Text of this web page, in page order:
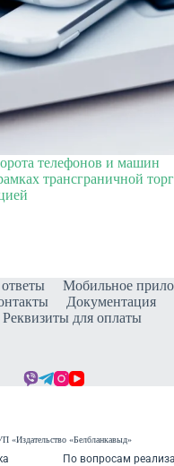
телефонов и машин
трансграничной
Мобильное
Документация
Реквизиты для оплаты
«Издательство «Белбланкавыд»
По вопросам